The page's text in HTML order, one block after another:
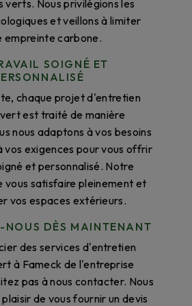
verts. Nous privilégions les
et veillons à limiter
empreinte carbone.
SOIGNÉ ET
chaque projet d'entretien
est traité de manière
nous adaptons à vos besoins
vos exigences pour vous offrir
et personnalisé. Notre
vous satisfaire pleinement et
vos espaces extérieurs.
NOUS DÈS MAINTENANT
des services d'entretien
à Fameck de l'entreprise
pas à nous contacter. Nous
de vous fournir un devis